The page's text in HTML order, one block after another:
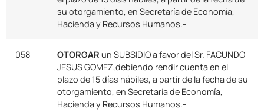
su otorgamiento, en Secretaría de Economía,
Hacienda y Recursos Humanos.-
058 OTORGAR un SUBSIDIO a favor del Sr. FACUNDO
JESUS GOMEZ,debiendo rendir cuenta en el
plazo de 15 días hábiles, a partir de la fecha de su
otorgamiento, en Secretaría de Economía,
Hacienda y Recursos Humanos.-